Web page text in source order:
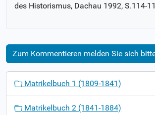
des Historismus, Dachau 1992, S.114-
Zum Kommentieren melden Sie sich
Matrikelbuch 1 (1809-1841)
Matrikelbuch 2 (1841-1884)